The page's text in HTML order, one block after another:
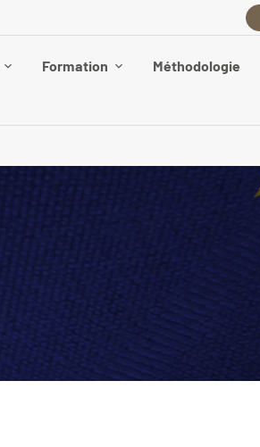
Formation Méthodologie